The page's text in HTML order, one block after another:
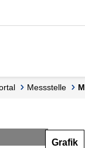
Messstelle
Grafik